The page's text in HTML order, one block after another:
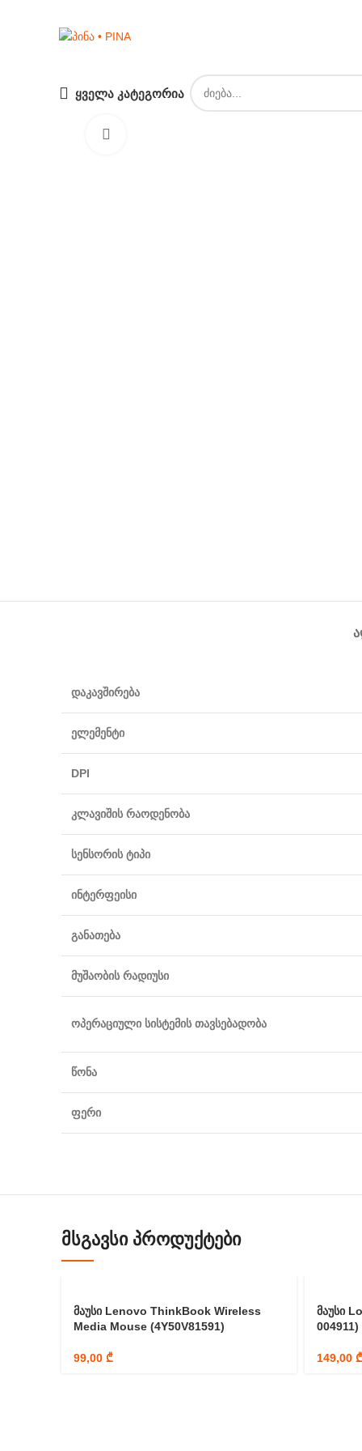
ᲧᲕᲔᲚᲐ ᲙᲐᲢᲔᲒᲝᲠᲘᲐ
დაკავშირება
ელემენტი
DPI
კლავიშის რაოდენობა
სენსორის ტიპი
ინტერფეისი
განათება
მუშაობის რადიუსი
ოპერაციული სისტემის თავსებადობა
წონა
ფერი
ᲛᲡᲒᲐᲕᲡᲘ ᲞᲠᲝᲓᲣᲥᲢᲔᲑᲘ
მაუსი Lenovo ThinkBook Wireless
Media Mouse (4Y50V81591)
99,00 ₾
მაუსი
004911)
149,00 ₾